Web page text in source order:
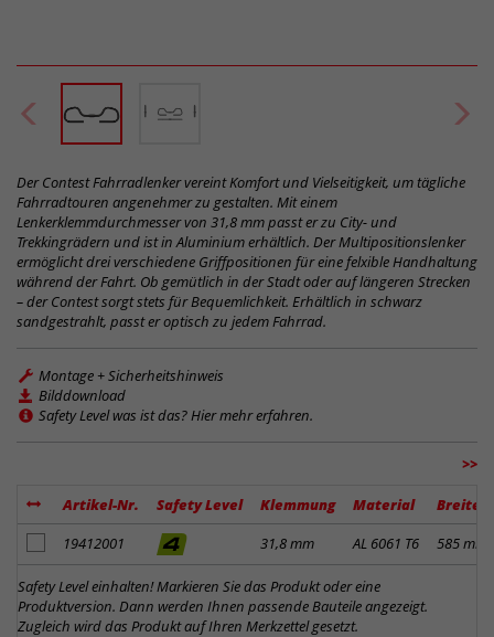
Der Contest Fahrradlenker vereint Komfort und Vielseitigkeit, um tägliche
Fahrradtouren angenehmer zu gestalten. Mit einem
Lenkerklemmdurchmesser von 31,8 mm passt er zu City- und
Trekkingrädern und ist in Aluminium erhältlich. Der Multipositionslenker
ermöglicht drei verschiedene Griffpositionen für eine felxible Handhaltung
während der Fahrt. Ob gemütlich in der Stadt oder auf längeren Strecken
– der Contest sorgt stets für Bequemlichkeit. Erhältlich in schwarz
sandgestrahlt, passt er optisch zu jedem Fahrrad.
Montage + Sicherheitshinweis
Bilddownload
Safety Level was ist das? Hier mehr erfahren.
>>
Artikel-Nr. Safety Level Klemmung Material
Breite
Artikel zum Merkzettel hinzufügen
19412001 31,8 mm AL 6061 T6 585 mm
Safety Level einhalten! Markieren Sie das Produkt oder eine
Produktversion. Dann werden Ihnen passende Bauteile angezeigt.
Zugleich wird das Produkt auf Ihren Merkzettel gesetzt.